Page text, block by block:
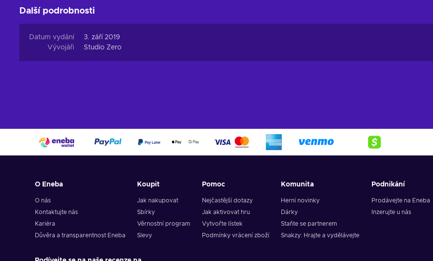
Další podrobnosti
Datum vydání
3. září 2019
Vývojáři
Studio Zero
O Eneba
O nás
Kontaktujte nás
Kariéra
Důvěra a transparentnost Eneba
Koupit
Jak nakupovat
Sbírky
Věrnostní program
Slevy
Pomoc
Nejčastější dotazy
Jak aktivovat hru
Vytvořte lístek
Podmínky vrácení zboží
Komunita
Herní novinky
Dárky
Staňte se partnerem
Snakzy: Hrajte a vydělávejte
Podnikání
Prodávejte na Eneba
Inzerujte u nás